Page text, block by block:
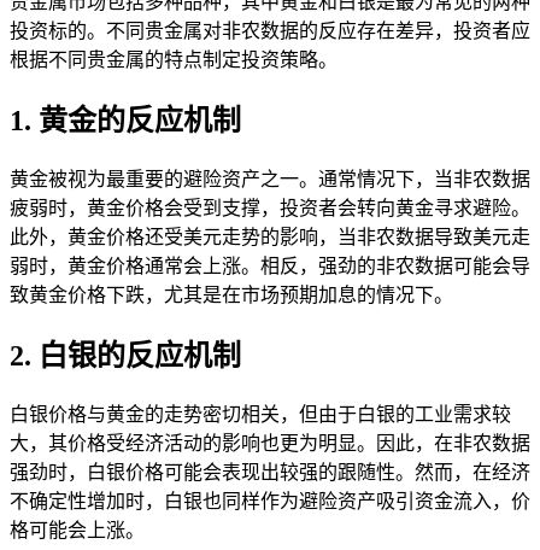
投资标的。不同贵金属对非农数据的反应存在差异，投资者应
根据不同贵金属的特点制定投资策略。
1. 黄金的反应机制
黄金被视为最重要的避险资产之一。通常情况下，当非农数据
疲弱时，黄金价格会受到支撑，投资者会转向黄金寻求避险。
此外，黄金价格还受美元走势的影响，当非农数据导致美元走
弱时，黄金价格通常会上涨。相反，强劲的非农数据可能会导
致黄金价格下跌，尤其是在市场预期加息的情况下。
2. 白银的反应机制
白银价格与黄金的走势密切相关，但由于白银的工业需求较
大，其价格受经济活动的影响也更为明显。因此，在非农数据
强劲时，白银价格可能会表现出较强的跟随性。然而，在经济
不确定性增加时，白银也同样作为避险资产吸引资金流入，价
格可能会上涨。